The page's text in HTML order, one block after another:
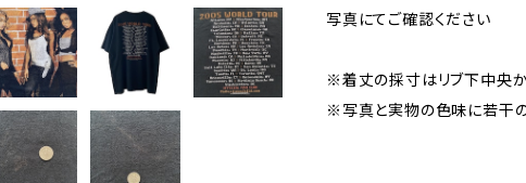
写真にてご確認ください
※着丈の採寸はリブ下中央
※写真と実物の色味に若干